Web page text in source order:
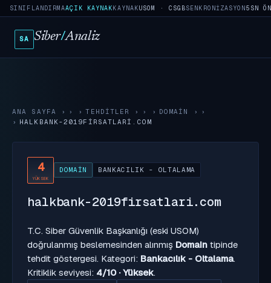
SINIFLANDIRMAAÇIK KAYNAKKAYNAKUSOM · CSGBSENKRONIZASYON5SN
SA Siber/Analiz
ANA SAYFA › TEHDITLER › DOMAIN
›
HALKBANK-2019FIRSATLARI.COM
4
YÜKSEK
DOMAIN BANKACILIK - OLTALAMA
halkbank-2019firsatlari.com
T.C. Siber Güvenlik Başkanlığı (eski USOM)
doğrulanmış beslemesinden alınmış Domain tipinde
tehdit göstergesi. Kategori: Bankacılık - Oltalama.
Kritiklik seviyesi: 4/10 · Yüksek.